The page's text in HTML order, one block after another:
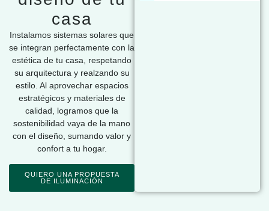
casa
Instalamos sistemas solares que
se integran perfectamente con la
estética de tu casa, respetando
su arquitectura y realzando su
estilo. Al aprovechar espacios
estratégicos y materiales de
calidad, logramos que la
sostenibilidad vaya de la mano
con el diseño, sumando valor y
confort a tu hogar.
QUIERO UNA PROPUESTA
DE ILUMINACIÓN